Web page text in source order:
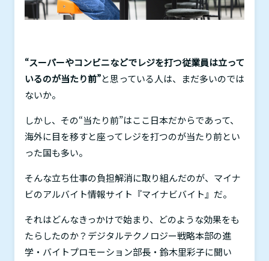
“スーパーやコンビニなどでレジを打つ従業員は立って
いるのが当たり前”と思っている人は、まだ多いのでは
ないか。
しかし、その“当たり前”はここ日本だからであって、
海外に目を移すと座ってレジを打つのが当たり前とい
った国も多い。
そんな立ち仕事の負担解消に取り組んだのが、マイナ
ビのアルバイト情報サイト『マイナビバイト』だ。
それはどんなきっかけで始まり、どのような効果をも
たらしたのか？デジタルテクノロジー戦略本部の進
学・バイトプロモーション部長・鈴木里彩子に聞い